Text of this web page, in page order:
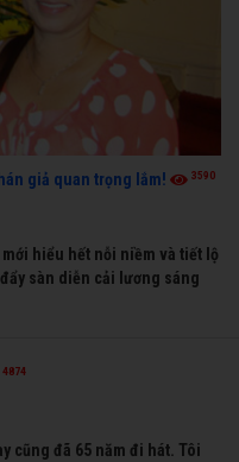
giả quan trọng lắm! 3590
hiểu hết nỗi niềm và tiết lộ
sàn diễn cải lương sáng
4874
cũng đã 65 năm đi hát. Tôi